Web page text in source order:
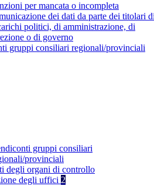
per mancata o incompleta
dei dati da parte dei titolari
politici, di amministrazione, di
o di governo
gruppi consiliari regionali/provinciali
gruppi consiliari
provinciali
degli organi di controllo
degli uffici 2